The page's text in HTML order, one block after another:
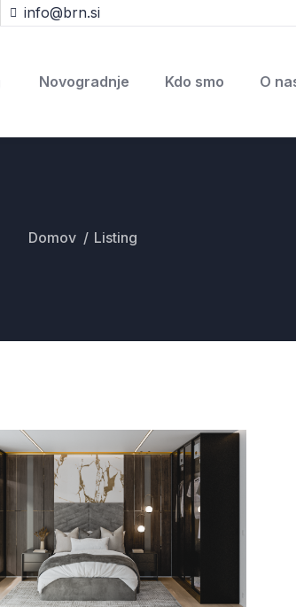
info@brn.si
Novogradnje Kdo smo O
Domov Listing